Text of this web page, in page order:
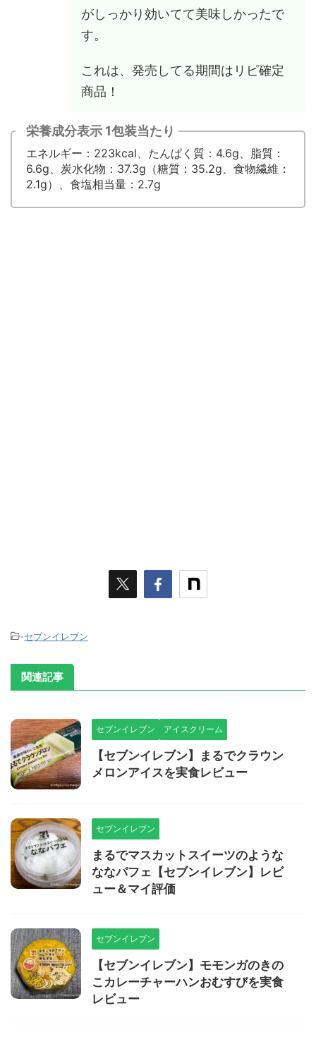
がしっかり効いてて美味しかったで
す。
これは、発売してる期間はリピ確定
商品！
栄養成分表示 1包装当たり
エネルギー：223kcal、たんぱく質：4.6g、脂質：
6.6g、炭水化物：37.3g（糖質：35.2g、食物繊維：
2.1g）、食塩相当量：2.7g
-セブンイレブン
関連記事
セブンイレブン アイスクリーム
【セブンイレブン】まるでクラウン
メロンアイスを実食レビュー
セブンイレブン
まるでマスカットスイーツのような
ななパフェ【セブンイレブン】レビ
ュー＆マイ評価
セブンイレブン
【セブンイレブン】モモンガのきの
こカレーチャーハンおむすびを実食
レビュー